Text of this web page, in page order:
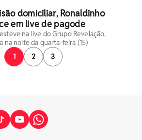
domiciliar, Ronaldinho
em live de pagode
na live do Grupo Revelação,
na noite da quarta-feira (15)
1
2 3